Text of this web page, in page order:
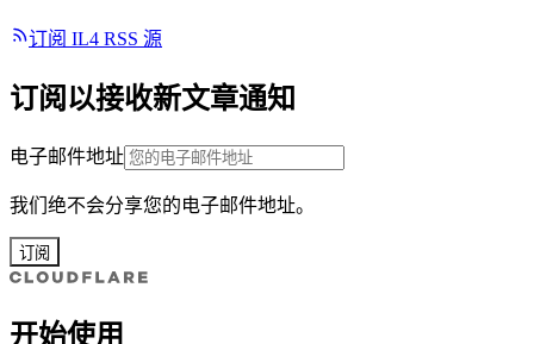
订阅 IL4 RSS 源
订阅以接收新文章通知
电子邮件地址
我们绝不会分享您的电子邮件地址。
订阅
开始使用